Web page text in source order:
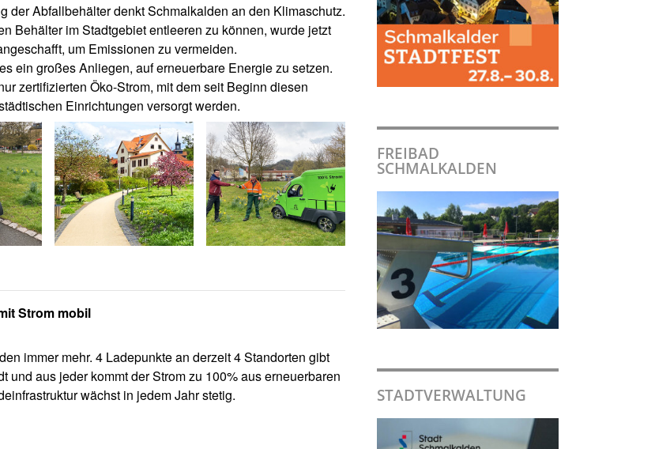
der Abfallbehälter denkt Schmalkalden an den Klimaschutz.
Behälter im Stadtgebiet entleeren zu können, wurde jetzt
um Emissionen zu vermeiden.
ein großes Anliegen, auf erneuerbare Energie zu setzen.
zertifizierten Öko-Strom, mit dem seit Beginn diesen
Einrichtungen versorgt werden.
Strom mobil
immer mehr. 4 Ladepunkte an derzeit 4 Standorten gibt
und aus jeder kommt der Strom zu 100% aus erneuerbaren
wächst in jedem Jahr stetig.
FREIBAD
SCHMALKALDEN
STADTVERWALTUNG